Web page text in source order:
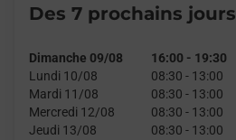
Des 7 prochains jours
Dimanche 09/08 16:00 - 19:30
Lundi 10/08
08:30 - 13:00
Mardi 11/08
08:30 - 13:00
Mercredi 12/08
08:30 - 13:00
Jeudi 13/08
08:30 - 13:00